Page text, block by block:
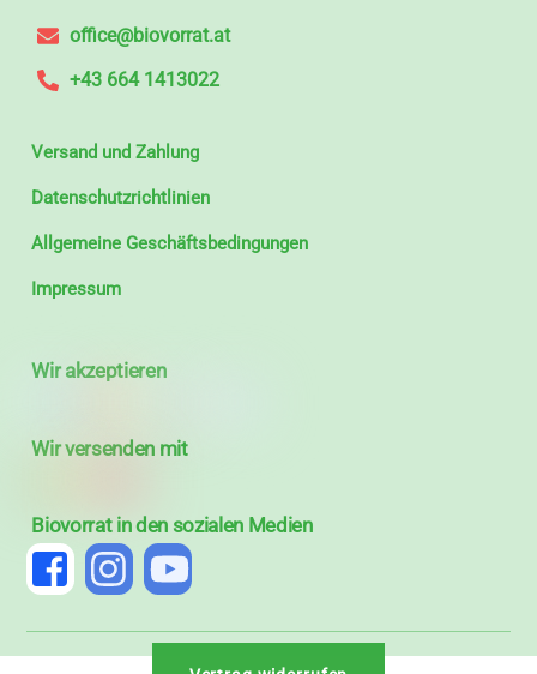
office@biovorrat.at
+43 664 1413022
Versand und Zahlung
Datenschutzrichtlinien
Allgemeine Geschäftsbedingungen
Impressum
Wir akzeptieren
Wir versenden mit
Biovorrat in den sozialen Medien